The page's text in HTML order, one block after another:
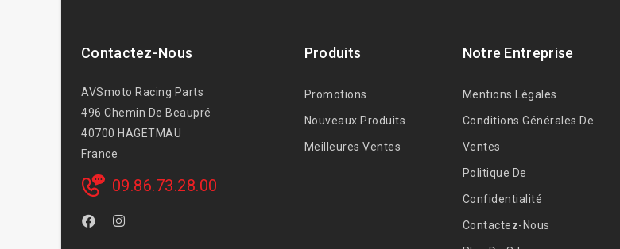
Contactez-Nous
AVSmoto Racing Parts
496 Chemin De Beaupré
40700 HAGETMAU
France
09.86.73.28.00
Produits
Promotions
Nouveaux Produits
Meilleures Ventes
Notre Entreprise
Mentions Légales
Conditions Générales De
Ventes
Politique De
Confidentialité
Contactez-Nous